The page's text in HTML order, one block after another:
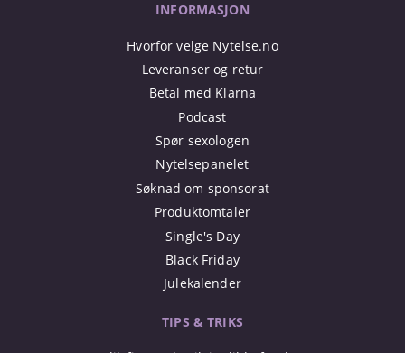
INFORMASJON
Hvorfor velge Nytelse.no
Leveranser og retur
Betal med Klarna
Podcast
Spør sexologen
Nytelsepanelet
Søknad om sponsorat
Produktomtaler
Single's Day
Black Friday
Julekalender
TIPS & TRIKS